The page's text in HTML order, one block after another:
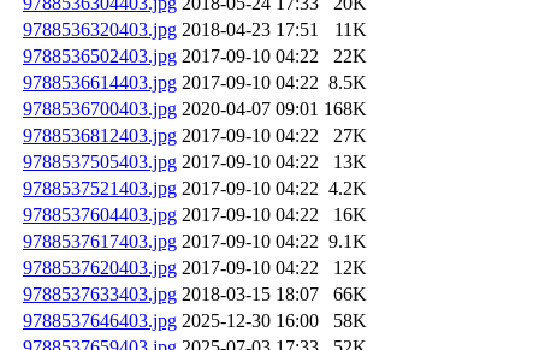
9788536320403.jpg 2018-04-23 17:51
11K
9788536502403.jpg 2017-09-10 04:22
22K
9788536614403.jpg 2017-09-10 04:22 8.5K
9788536700403.jpg 2020-04-07 09:01 168K
9788536812403.jpg 2017-09-10 04:22
27K
9788537505403.jpg 2017-09-10 04:22
13K
9788537521403.jpg 2017-09-10 04:22 4.2K
9788537604403.jpg 2017-09-10 04:22
16K
9788537617403.jpg 2017-09-10 04:22 9.1K
9788537620403.jpg 2017-09-10 04:22
12K
9788537633403.jpg 2018-03-15 18:07
66K
9788537646403.jpg 2025-12-30 16:00
58K